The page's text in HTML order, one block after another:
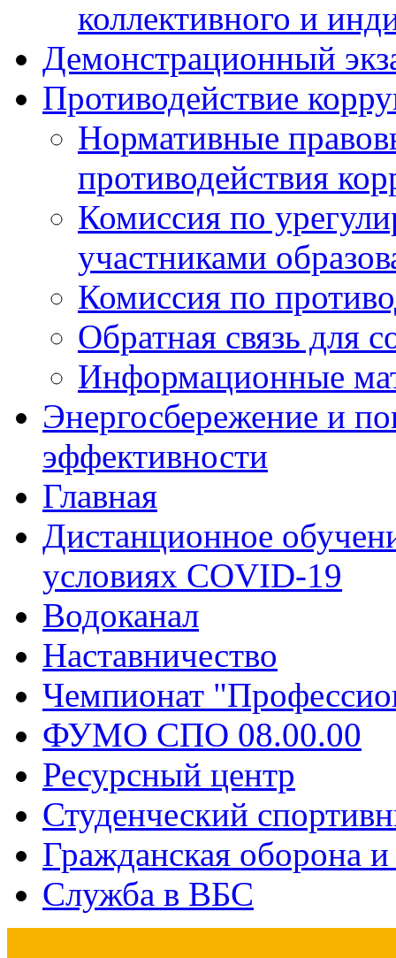
коллективного и
Демонстрационный
Противодействие
Нормативные
противодействия
Комиссия по
участниками
Комиссия по
Обратная связь для
Информационные
Энергосбережение и
эффективности
Главная
Дистанционное
условиях COVID-19
Водоканал
Наставничество
Чемпионат
ФУМО СПО 08.00.00
Ресурсный центр
Студенческий
Гражданская оборона
Служба в ВБС